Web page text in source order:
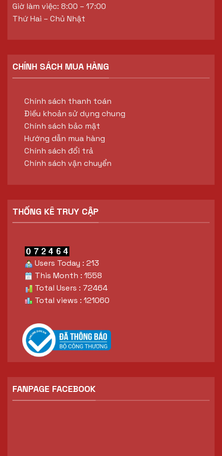
Giờ làm việc: 8:00 – 17:00
Thứ Hai – Chủ Nhật
CHÍNH SÁCH MUA HÀNG
Chính sách thanh toán
Điều khoản sử dụng chung
Chính sách bảo mật
Hướng dẫn mua hàng
Chính sách đổi trả
Chính sách vận chuyển
THỐNG KÊ TRUY CẬP
Users Today : 213
This Month : 1558
Total Users : 72464
Total views : 121060
FANPAGE FACEBOOK